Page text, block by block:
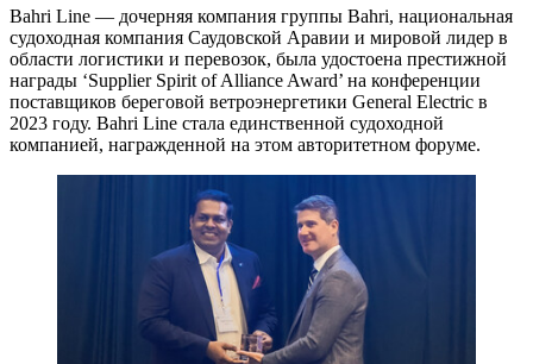
Bahri Line — дочерняя компания группы Bahri, национальная
судоходная компания Саудовской Аравии и мировой лидер в
области логистики и перевозок, была удостоена престижной
награды ‘Supplier Spirit of Alliance Award’ на конференции
поставщиков береговой ветроэнергетики General Electric в
2023 году. Bahri Line стала единственной судоходной
компанией, награжденной на этом авторитетном форуме.